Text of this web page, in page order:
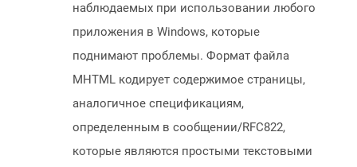
наблюдаемых при использовании любого
приложения в Windows, которые
поднимают проблемы. Формат файла
MHTML кодирует содержимое страницы,
аналогичное спецификациям,
определенным в сообщении/RFC822,
которые являются простыми текстовыми